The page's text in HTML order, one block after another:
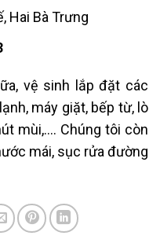
Hai Bà Trưng
vệ sinh lắp đặt các
máy giặt, bếp từ, lò
mùi,…. Chúng tôi còn
mái, sục rửa đường